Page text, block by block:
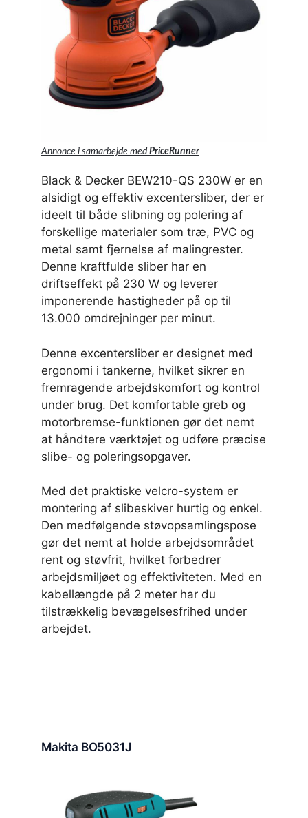
Annonce i samarbejde med PriceRunner
Black & Decker BEW210-QS 230W er en
alsidigt og effektiv excentersliber, der er
ideelt til både slibning og polering af
forskellige materialer som træ, PVC og
metal samt fjernelse af malingrester.
Denne kraftfulde sliber har en
driftseffekt på 230 W og leverer
imponerende hastigheder på op til
13.000 omdrejninger per minut.
Denne excentersliber er designet med
ergonomi i tankerne, hvilket sikrer en
fremragende arbejdskomfort og kontrol
under brug. Det komfortable greb og
motorbremse-funktionen gør det nemt
at håndtere værktøjet og udføre præcise
slibe- og poleringsopgaver.
Med det praktiske velcro-system er
montering af slibeskiver hurtig og enkel.
Den medfølgende støvopsamlingspose
gør det nemt at holde arbejdsområdet
rent og støvfrit, hvilket forbedrer
arbejdsmiljøet og effektiviteten. Med en
kabellængde på 2 meter har du
tilstrækkelig bevægelsesfrihed under
arbejdet.
Makita BO5031J